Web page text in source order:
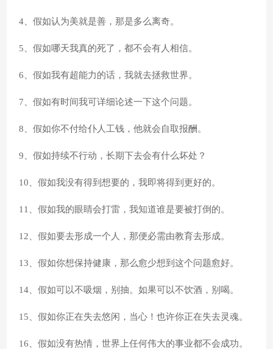
4、假如认为美就是善，那是多么离奇。
5、假如哪天我真的死了，都不会有人相信。
6、假如我有超能力的话，我就去拯救世界。
7、假如有时间我可详细论述一下这个问题。
8、假如你不付给仆人工钱，他就会自取报酬。
9、假如持续不行动，长期下去会有什么坏处？
10、假如我没有得到想要的，我即将得到更好的。
11、假如我的眼睛会打雷，我知道谁是要被打倒的。
12、假如要去形成一个人，那便必需由教育去形成。
13、假如你想保持健康，那么愈少想到这个问题愈好。
14、假如可以不吸烟，别抽。如果可以不饮酒，别喝。
15、假如你正在失去悠闲，当心！也许你正在失去灵魂。
16、假如没有热情，世界上任何伟大的事业都不会成功。